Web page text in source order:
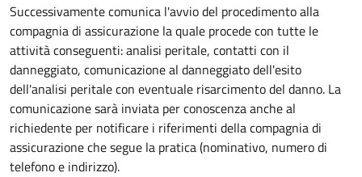
Successivamente comunica l'avvio del procedimento alla
compagnia di assicurazione la quale procede con tutte le
attività conseguenti: analisi peritale, contatti con il
danneggiato, comunicazione al danneggiato dell'esito
dell'analisi peritale con eventuale risarcimento del danno. La
comunicazione sarà inviata per conoscenza anche al
richiedente per notificare i riferimenti della compagnia di
assicurazione che segue la pratica (nominativo, numero di
telefono e indirizzo).